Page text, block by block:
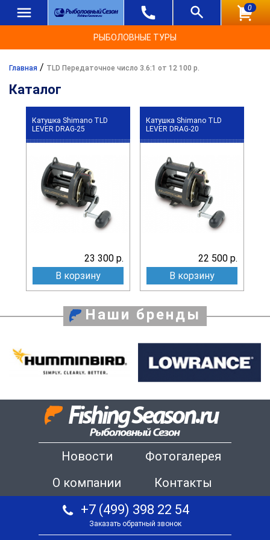
0
РЫБОЛОВНЫЕ ТУРЫ
Главная / TLD Передаточное число 3.6:1 от 12 100 р.
Каталог
Катушка Shimano TLD
LEVER DRAG-25
23 300 р.
В корзину
Катушка Shimano TLD
LEVER DRAG-20
22 500 р.
В корзину
Наши бренды
Новости
Фотогалерея
О компании
Контакты
+7 (499) 398 22 54
Заказать обратный звонок